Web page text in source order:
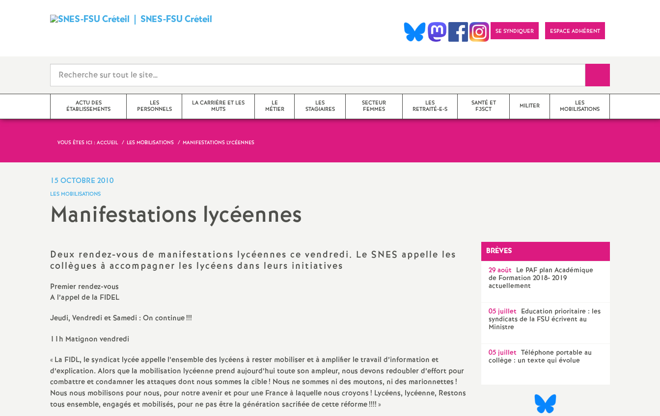
SNES-FSUCréteil
d
i
c
N
a
t
n
a
l
SE SYNDIQUER ESPACE ADHÉRENT
ACTU DES
ÉTABLISSEMENTS
Seine-Saint-Denis
Seine-et-Marne
LES
PERSONNELS
Cpe
documentalistes
PsyEN-EDOet DCIO
Assistants d’éducation
LA CARRIÈRE ET LES
MUTS
obligations de service
promotions et évaluation
formation continue
fin de carrière et retraite
LE
MÉTIER
questions transversales et
contenus
LES
STAGIAIRES
SECTEUR
FEMMES
LES
RETRAITÉ-E-S
SANTÉ ET
F3SCT
MILITER
outils pour les militant-e-s
GroupeLGBTQIA +
LES
MOBILISATIONS
VOUS ÊTES ICI : ACCUEIL LES MOBILISATIONS MANIFESTATIONS LYCÉENNES
15 OCTOBRE 2010
LES MOBILISATIONS
Manifestations lycéennes
Deux rendez-vous de manifestations lycéennes ce vendredi. Le SNES appelle les
collègues à accompagner les lycéens dans leurs initiatives
Premier rendez-vous
A l’appel de la FIDEL
Jeudi, Vendredi et Samedi : On continue!!!
11h Matignon vendredi
«La FIDL, le syndicat lycée appelle l’ensemble des lycéens à rester mobiliser et à amplifier le travail d’information et
d’explication. Alors que la mobilisation lycéenne prend aujourd’hui toute son ampleur, nous devons redoubler d’effort pour
combattre et condamner les attaques dont nous sommes la cible! Nous ne sommes ni des moutons, ni des marionnettes !
Nous nous mobilisons pour nous, pour notre avenir et pour une France à laquelle nous croyons ! Lycéens, lycéenne, Restons
tous ensemble, engagés et mobilisés, pour ne pas être la génération sacrifiée de cette réforme!!!!»
BRÈVES
29 août Le PAFplan Académique
de Formation 2018- 2019
actuellement
05 juillet Education prioritaire : les
syndicats de la FSUécrivent au
Ministre
05 juillet Téléphone portable au
collège : un texte qui évolue